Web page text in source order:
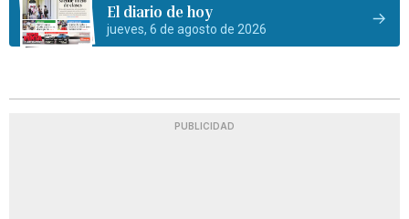
El diario de hoy
jueves, 6 de agosto de 2026
PUBLICIDAD